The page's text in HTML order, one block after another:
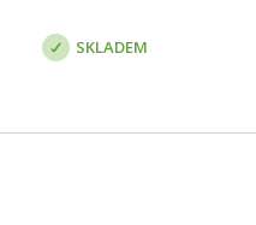
SKLADEM